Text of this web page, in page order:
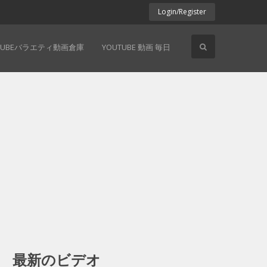
Login/Register
バラエティ動画倉庫 YOUTUBE 動画 毎日
最新のビデオ